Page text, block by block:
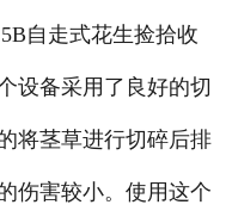
自走式花生捡拾收
设备采用了良好的切
将茎草进行切碎后排
伤害较小。使用这个